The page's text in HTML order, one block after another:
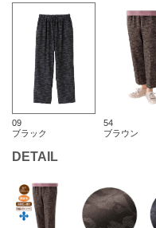
09
ブラック
54
ブラウン
DETAIL